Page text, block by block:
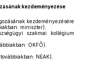
kezdeményezése
kezdeményezésére
miniszter),
szakmai kollégium
OKFŐ),
NEAK),